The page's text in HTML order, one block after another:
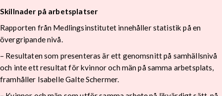
Skillnader på arbetsplatser
Rapporten från Medlingsinstitutet innehåller statistik på en
övergripande nivå.
– Resultaten som presenteras är ett genomsnitt på samhällsnivå
och inte ett resultat för kvinnor och män på samma arbetsplats,
framhåller Isabelle Galte Schermer.